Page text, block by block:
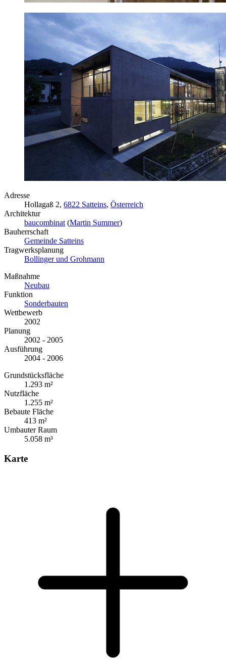
Adresse
Hollagaß 2, 6822 Satteins, Österreich
Architektur
baucombinat (Martin Summer)
Bauherrschaft
Gemeinde Satteins
Tragwerksplanung
Bollinger und Grohmann
Maßnahme
Neubau
Funktion
Sonderbauten
Wettbewerb
2002
Planung
2002 - 2005
Ausführung
2004 - 2006
Grundstücksfläche
1.293 m²
Nutzfläche
1.255 m²
Bebaute Fläche
413 m²
Umbauter Raum
5.058 m³
Karte